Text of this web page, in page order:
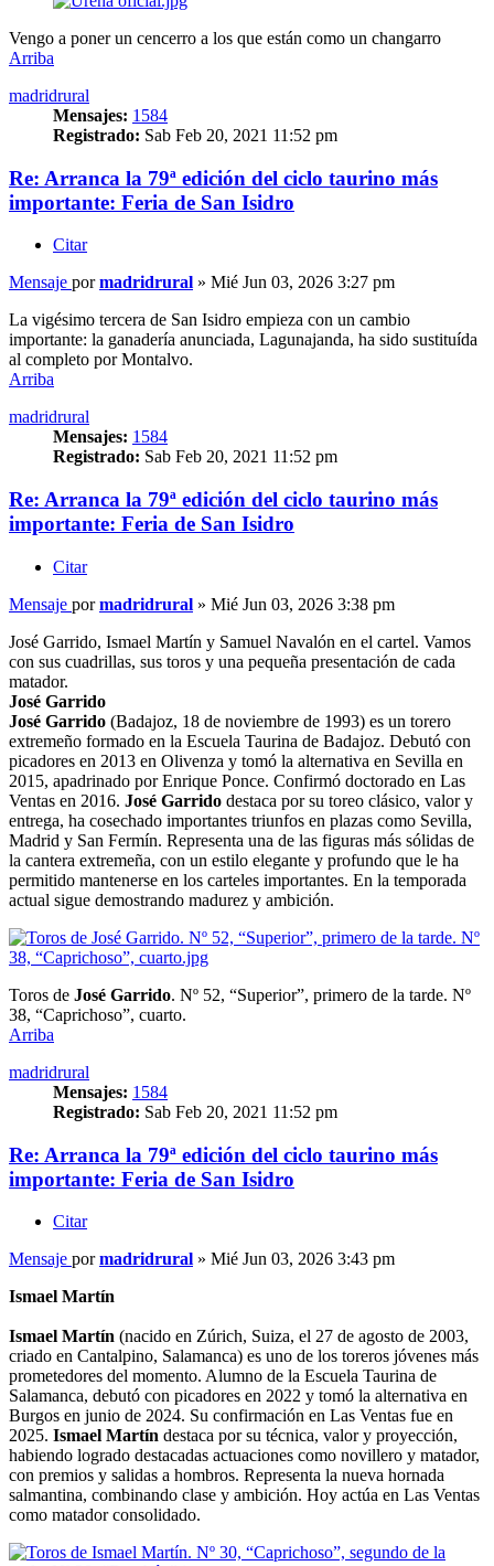
Vengo a poner un cencerro a los que están como un changarro
Arriba
madridrural
Mensajes: 1584
Registrado: Sab Feb 20, 2021 11:52 pm
Re: Arranca la 79ª edición del ciclo taurino más
importante: Feria de San Isidro
Citar
Mensaje pormadridrural » Mié Jun 03, 2026 3:27 pm
La vigésimo tercera de San Isidro empieza con un cambio
importante: la ganadería anunciada, Lagunajanda, ha sido sustituída
al completo por Montalvo.
Arriba
madridrural
Mensajes: 1584
Registrado: Sab Feb 20, 2021 11:52 pm
Re: Arranca la 79ª edición del ciclo taurino más
importante: Feria de San Isidro
Citar
Mensaje pormadridrural » Mié Jun 03, 2026 3:38 pm
José Garrido, Ismael Martín y Samuel Navalón en el cartel. Vamos
con sus cuadrillas, sus toros y una pequeña presentación de cada
matador.
José Garrido
José Garrido (Badajoz, 18 de noviembre de 1993) es un torero
extremeño formado en la Escuela Taurina de Badajoz. Debutó con
picadores en 2013 en Olivenza y tomó la alternativa en Sevilla en
2015, apadrinado por Enrique Ponce. Confirmó doctorado en Las
Ventas en 2016. José Garrido destaca por su toreo clásico, valor y
entrega, ha cosechado importantes triunfos en plazas como Sevilla,
Madrid y San Fermín. Representa una de las figuras más sólidas de
la cantera extremeña, con un estilo elegante y profundo que le ha
permitido mantenerse en los carteles importantes. En la temporada
actual sigue demostrando madurez y ambición.
Toros de José Garrido. Nº 52, “Superior”, primero de la tarde. Nº
38, “Caprichoso”, cuarto.
Arriba
madridrural
Mensajes: 1584
Registrado: Sab Feb 20, 2021 11:52 pm
Re: Arranca la 79ª edición del ciclo taurino más
importante: Feria de San Isidro
Citar
Mensaje pormadridrural » Mié Jun 03, 2026 3:43 pm
Ismael Martín
Ismael Martín (nacido en Zúrich, Suiza, el 27 de agosto de 2003,
criado en Cantalpino, Salamanca) es uno de los toreros jóvenes más
prometedores del momento. Alumno de la Escuela Taurina de
Salamanca, debutó con picadores en 2022 y tomó la alternativa en
Burgos en junio de 2024. Su confirmación en Las Ventas fue en
2025. Ismael Martín destaca por su técnica, valor y proyección,
habiendo logrado destacadas actuaciones como novillero y matador,
con premios y salidas a hombros. Representa la nueva hornada
salmantina, combinando clase y ambición. Hoy actúa en Las Ventas
como matador consolidado.